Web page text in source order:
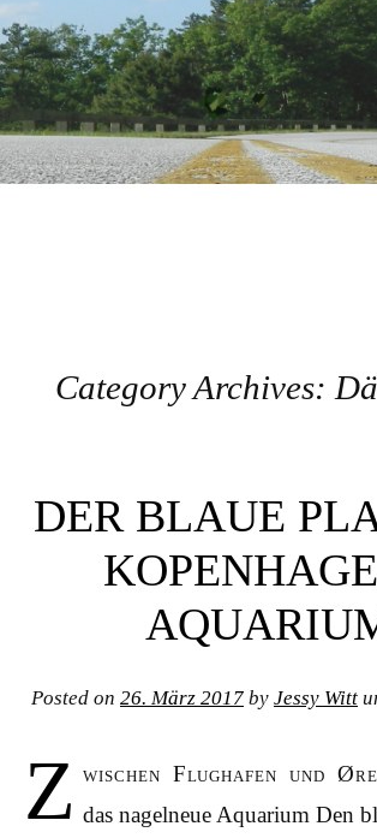
Malibuworld
Category Archives:
DER BLAUE
Posted on 26. März 2017 by Jessy Witt
Z wischen Flughafen und
das nagelneue Aquarium Den